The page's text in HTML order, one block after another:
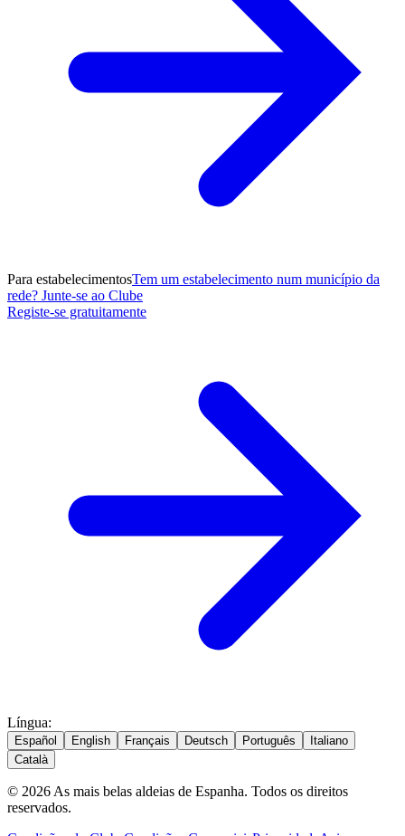
Para estabelecimentosTem um estabelecimento num município da
rede? Junte-se ao Clube
Registe-se gratuitamente
Língua:
Español English Français Deutsch Português
Italiano
Català
© 2026 As mais belas aldeias de Espanha. Todos os direitos
reservados.